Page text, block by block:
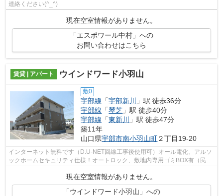
連絡ください(^_^)
現在空室情報がありません。
「エスポワール中村」への
お問い合わせはこちら
賃貸 | アパート ウインドワード小羽山
敷0
宇部線 「宇部新川
」駅 徒歩36分
宇部線 「琴芝 」駅 徒歩40分
宇部線 「東新川
」駅 徒歩47分
築11年
山口県宇部市南小羽山町２丁目19-20
インターネット無料です（D.U-NET回線工事後使用可）オール電化、アルソ
ックホームセキュリティ仕様！オートロック、敷地内専用ゴミBOX有（民間
現在空室情報がありません。
「ウインドワード小羽山」への